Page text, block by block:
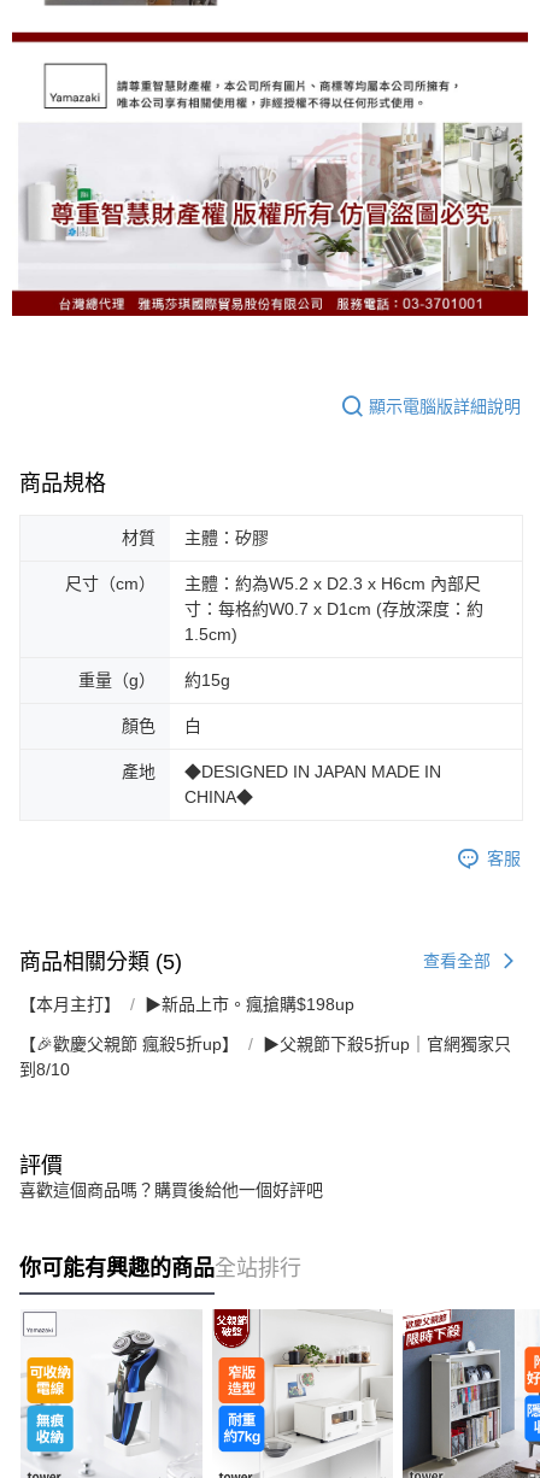
顯示電腦版詳細說明
商品規格
材質 主體：矽膠
尺寸（cm）
主體：約為W5.2 x D2.3 x H6cm 內部尺
寸：每格約W0.7 x D1cm (存放深度：約
1.5cm)
重量（g） 約15g
顏色 白
產地
◆DESIGNED IN JAPAN MADE IN
CHINA◆
客服
商品相關分類 (5) 查看全部
【本月主打】 ▶新品上市。瘋搶購$198up
【🎉歡慶父親節 瘋殺5折up】
▶父親節下殺5折up｜官網獨家只
到8/10
評價
喜歡這個商品嗎？購買後給他一個好評吧
你可能有興趣的商品全站排行